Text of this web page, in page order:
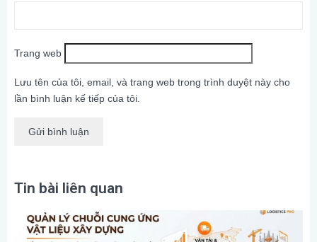
Trang web
Lưu tên của tôi, email, và trang web trong trình duyệt này cho
lần bình luận kế tiếp của tôi.
Tin bài liên quan